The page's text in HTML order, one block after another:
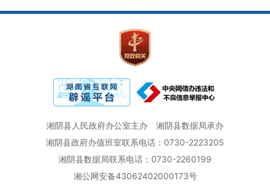
湘阴县人民政府办公室主办
湘阴县数据局承办
湘阴县政府办值班室联系电话：0730-2223205
湘阴县数据局联系电话：0730-2260199
湘公网安备43062402000173号